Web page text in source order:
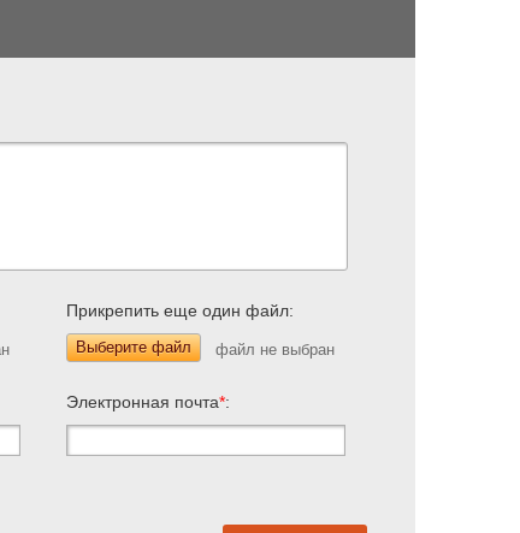
Прикрепить еще один файл:
Выберите файл
Электронная почта*: